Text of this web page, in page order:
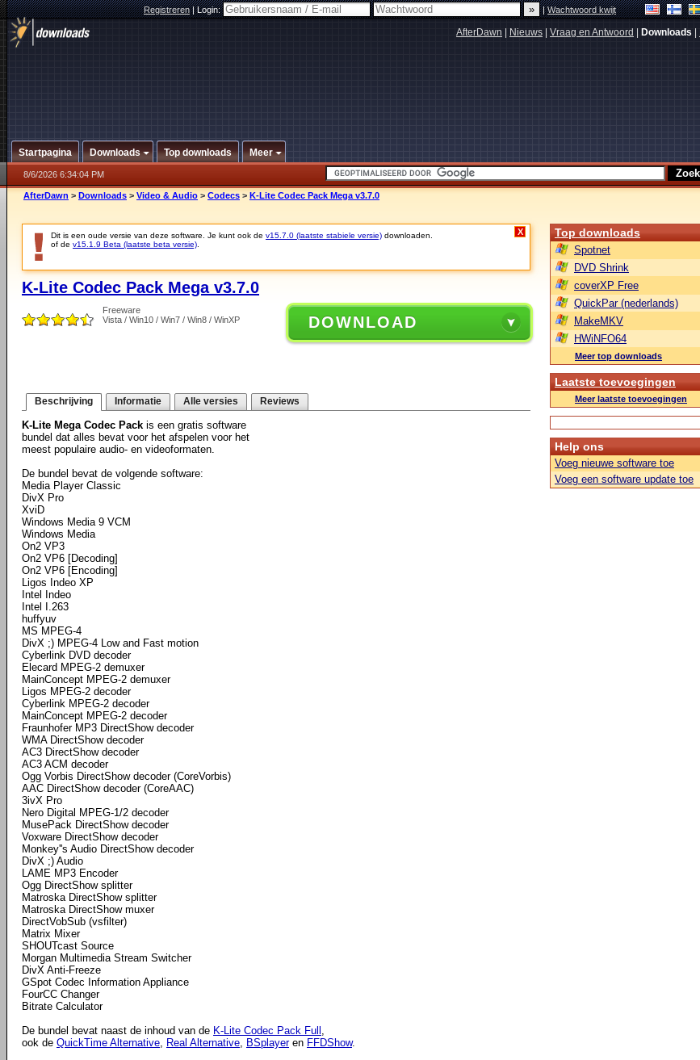
Registreren|Login: |Wachtwoord kwijt
AfterDawn Nieuws Vraag en Antwoord Downloads
Startpagina Downloads Top downloads Meer
8/6/2026 6:34:04 PM
AfterDawn > Downloads > Video & Audio > Codecs > K-Lite Codec Pack Mega v3.7.0
Dit is een oude versie van deze software. Je kunt ook de v15.7.0 (laatste stabiele versie) downloaden.
of de v15.1.9 Beta (laatste beta versie)
X
K-Lite Codec Pack Mega v3.7.0
Freeware
Vista / Win10 / Win7 / Win8 / WinXP
DOWNLOAD
Beschrijving Informatie Alle versies Reviews
K-Lite Mega Codec Pack is een gratis software
bundel dat alles bevat voor het afspelen voor het
meest populaire audio- en videoformaten.
De bundel bevat de volgende software:
Media Player Classic
DivX Pro
XviD
Windows Media 9 VCM
Windows Media
On2 VP3
On2 VP6 [Decoding]
On2 VP6 [Encoding]
Ligos Indeo XP
Intel Indeo
Intel I.263
huffyuv
MS MPEG-4
DivX ;) MPEG-4 Low and Fast motion
Cyberlink DVD decoder
Elecard MPEG-2 demuxer
MainConcept MPEG-2 demuxer
Ligos MPEG-2 decoder
Cyberlink MPEG-2 decoder
MainConcept MPEG-2 decoder
Fraunhofer MP3 DirectShow decoder
WMA DirectShow decoder
AC3 DirectShow decoder
AC3 ACM decoder
Ogg Vorbis DirectShow decoder (CoreVorbis)
AAC DirectShow decoder (CoreAAC)
3ivX Pro
Nero Digital MPEG-1/2 decoder
MusePack DirectShow decoder
Voxware DirectShow decoder
Monkey''s Audio DirectShow decoder
DivX ;) Audio
LAME MP3 Encoder
Ogg DirectShow splitter
Matroska DirectShow splitter
Matroska DirectShow muxer
DirectVobSub (vsfilter)
Matrix Mixer
SHOUTcast Source
Morgan Multimedia Stream Switcher
DivX Anti-Freeze
GSpot Codec Information Appliance
FourCC Changer
Bitrate Calculator
De bundel bevat naast de inhoud van de K-Lite Codec Pack Full ,
ook de QuickTime Alternative, Real Alternative, BSplayeren FFDShow.
Top downloads
Spotnet
DVD Shrink
coverXP Free
QuickPar (nederlands)
MakeMKV
HWiNFO64
Meer top downloads
Laatste toevoegingen
Meer laatste toevoegingen
Help ons
Voeg nieuwe software toe
Voeg een software update toe